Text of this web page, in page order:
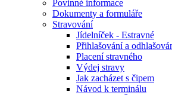
Povinné informace
Dokumenty a formuláře
Stravování
Jídelníček - Estravné
Přihlašování a
Placení stravného
Výdej stravy
Jak zacházet s čipem
Návod k terminálu